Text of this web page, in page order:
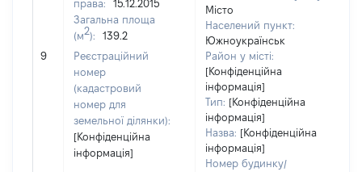
9
права:
15.12.2015
Загальна площа
(м2):
139.2
Реєстраційний
номер
(кадастровий
номер для
земельної ділянки):
[Конфіденційна
інформація]
Місто
Населений пункт:
Южноукраїнськ
Район у місті:
[Конфіденційна
інформація]
Тип: [Конфіденційна
інформація]
Назва: [Конфіденційна
інформація]
Номер будинку/